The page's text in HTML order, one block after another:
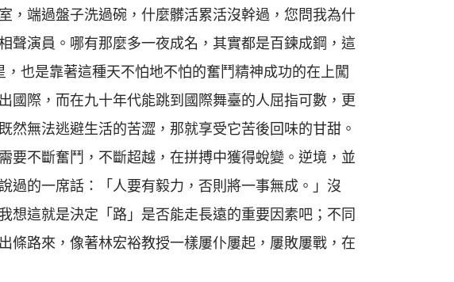
，端過盤子洗過碗，什麼髒活累活沒幹過，您問我為什
聲演員。哪有那麼多一夜成名，其實都是百鍊成鋼，這
也是靠著這種天不怕地不怕的奮鬥精神成功的在上闖
國際，而在九十年代能跳到國際舞臺的人屈指可數，更
無法逃避生活的苦澀，那就享受它苦後回味的甘甜。
要不斷奮鬥，不斷超越，在拼搏中獲得蛻變。逆境，並
過的一席話：「人要有毅力，否則將一事無成。」沒
想這就是決定「路」是否能走長遠的重要因素吧；不同
條路來，像著林宏裕教授一樣屢仆屢起，屢敗屢戰，在